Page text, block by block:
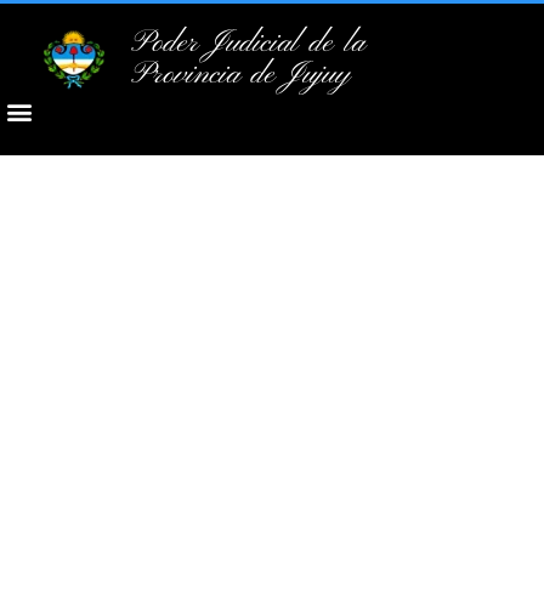
Poder Judicial de la
Provincia de Jujuy